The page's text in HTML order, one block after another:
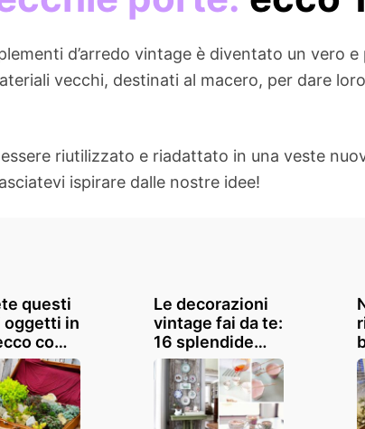
d’arredo vintage è diventato un vero
vecchi, destinati al macero, per dare
riutilizzato e riadattato in una veste
ispirare dalle nostre idee!
questi
oggetti in
come
con
10
Le decorazioni
vintage fai da te:
16 splendide
idee con il
riciclo creativo